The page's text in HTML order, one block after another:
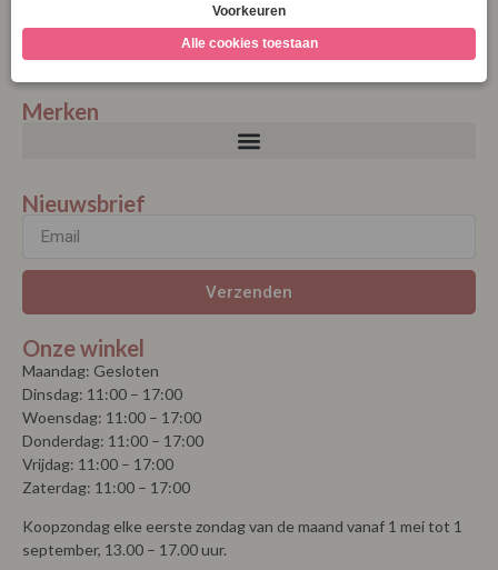
Blog
Merken
Nieuwsbrief
Verzenden
Onze winkel
Maandag: Gesloten
Dinsdag: 11:00 – 17:00
Woensdag: 11:00 – 17:00
Donderdag: 11:00 – 17:00
Vrijdag: 11:00 – 17:00
Zaterdag: 11:00 – 17:00
Koopzondag elke eerste zondag van de maand vanaf 1 mei tot 1
september, 13.00 – 17.00 uur.